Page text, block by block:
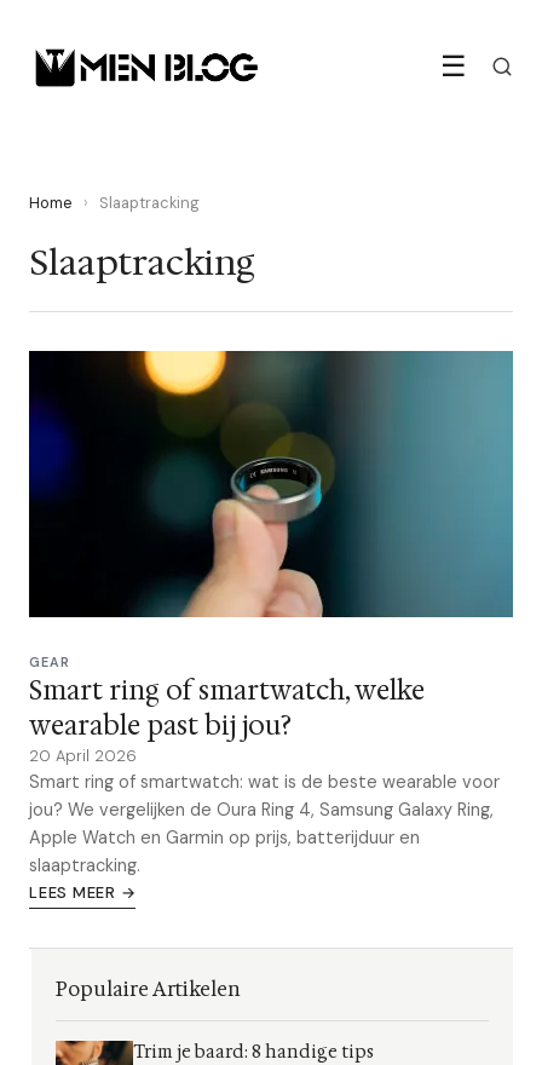
☰
Home › Slaaptracking
Slaaptracking
GEAR
Smart ring of smartwatch, welke
wearable past bij jou?
20 April 2026
Smart ring of smartwatch: wat is de beste wearable voor
jou? We vergelijken de Oura Ring 4, Samsung Galaxy Ring,
Apple Watch en Garmin op prijs, batterijduur en
slaaptracking.
LEES MEER →
Populaire Artikelen
Trim je baard: 8 handige tips